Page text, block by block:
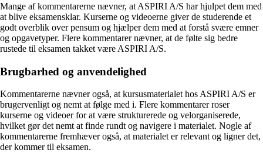
Mange af kommentarerne nævner, at ASPIRI A/S har hjulpet dem med
at blive eksamensklar. Kurserne og videoerne giver de studerende et
godt overblik over pensum og hjælper dem med at forstå svære emner
og opgavetyper. Flere kommentarer nævner, at de følte sig bedre
rustede til eksamen takket være ASPIRI A/S.
Brugbarhed og anvendelighed
Kommentarerne nævner også, at kursusmaterialet hos ASPIRI A/S er
brugervenligt og nemt at følge med i. Flere kommentarer roser
kurserne og videoer for at være strukturerede og velorganiserede,
hvilket gør det nemt at finde rundt og navigere i materialet. Nogle af
kommentarerne fremhæver også, at materialet er relevant og ligner det,
der kommer til eksamen.